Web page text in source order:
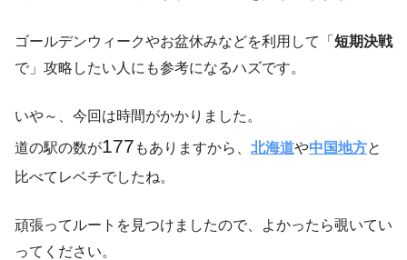
ゴールデンウィークやお盆休みなどを利用して「 短期決戦
で」攻略したい人にも参考になるハズです。
いや～、今回は時間がかかりました。
道の駅の数が177 もありますから、 北海道や中国地方と
比べてレベチでしたね。
頑張ってルートを見つけましたので、よかったら覗いてい
ってください。